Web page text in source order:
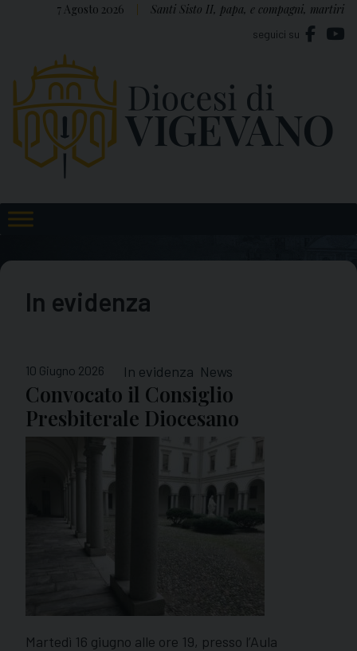
7 Agosto 2026 Santi Sisto II, papa, e compagni, martiri
seguici su
In evidenza
10 Giugno 2026 In evidenza News
Convocato il Consiglio
Presbiterale Diocesano
Martedì 16 giugno alle ore 19, presso l’Aula